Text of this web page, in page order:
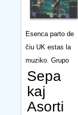
Esenca parto de
ĉiu UK estas la
muziko. Grupo
Sepa
kaj
Asorti